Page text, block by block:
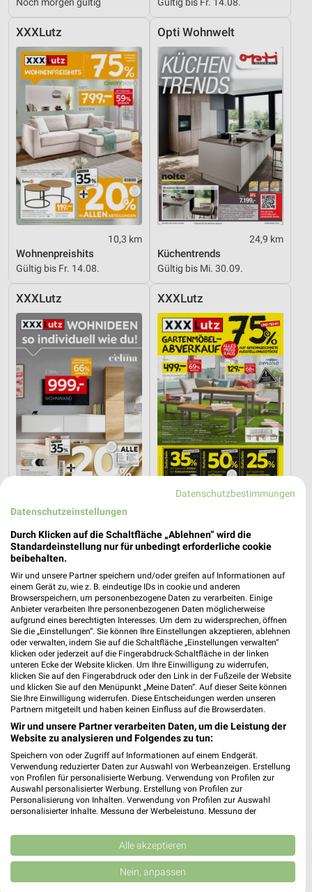
XXXLutz
10,3 km
Wohnenpreishits
Gültig bis Fr. 14.08.
Opti Wohnwelt
24,9 km
Küchentrends
Gültig bis Mi. 30.09.
XXXLutz
Gültig bis Fr. 14.08.
XXXLutz
Gültig bis Fr. 28.08.
XXXLutz
10,3 km
Junges Wohnen
Noch morgen gültig
24,9 km
Speisen Highlight
Gültig bis Mi. 30.09.
Datenschutzbestimmungen
Datenschutzeinstellungen
Durch Klicken auf die Schaltfläche „Ablehnen“ wird die
Standardeinstellung nur für unbedingt erforderliche cookie
beibehalten.
Wir und unsere Partner speichern und/oder greifen auf Informationen auf
einem Gerät zu, wie z. B. eindeutige IDs in cookie und anderen
Browserspeichern, um personenbezogene Daten zu verarbeiten. Einige
Anbieter verarbeiten Ihre personenbezogenen Daten möglicherweise
aufgrund eines berechtigten Interesses. Um dem zu widersprechen, öffnen
Sie die „Einstellungen“. Sie können Ihre Einstellungen akzeptieren, ablehnen
oder verwalten, indem Sie auf die Schaltfläche „Einstellungen verwalten“
klicken oder jederzeit auf die Fingerabdruck-Schaltfläche in der linken
unteren Ecke der Website klicken. Um Ihre Einwilligung zu widerrufen,
klicken Sie auf den Fingerabdruck oder den Link in der Fußzeile der Website
und klicken Sie auf den Menüpunkt „Meine Daten“. Auf dieser Seite können
Sie Ihre Einwilligung widerrufen. Diese Entscheidungen werden unseren
Partnern mitgeteilt und haben keinen Einfluss auf die Browserdaten.
Wir und unsere Partner verarbeiten Daten, um die Leistung der
Website zu analysieren und Folgendes zu tun:
Speichern von oder Zugriff auf Informationen auf einem Endgerät.
Verwendung reduzierter Daten zur Auswahl von Werbeanzeigen. Erstellung
von Profilen für personalisierte Werbung. Verwendung von Profilen zur
Auswahl personalisierter Werbung. Erstellung von Profilen zur
Personalisierung von Inhalten. Verwendung von Profilen zur Auswahl
personalisierter Inhalte. Messung der Werbeleistung. Messung der
Kombinationen von Daten aus verschiedenen Quellen. Entwicklung und
Verbesserung der Angebote. Verwendung reduzierter Daten zur Auswahl
von Inhalten.
Daten können außerhalb der Europäischen Union weitergegeben und in die
USA gesendet werden.
Alle akzeptieren
Nein, anpassen